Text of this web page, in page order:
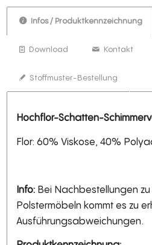
Infos / Produktkennzeichnung
Download Kontakt
Stoffmuster-Bestellung
Hochflor-Schatten-
Flor: 60% Viskose, 40%
Info: Bei Nachbestellungen
Polstermöbeln kommt es zu
Ausführungsabweichungen.